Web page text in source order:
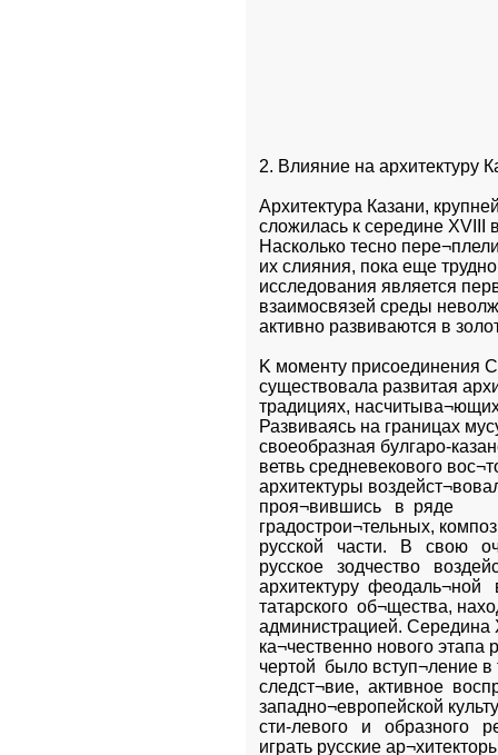
2. Влияние на архитектуру
Архитектура Казани,
сложилась к середине XVIII
Насколько тесно
их слияния, пока еще
исследования является
взаимосвязей среды
активно развиваются в
K моменту присоединения
существовала развитая
традициях,
Развиваясь на границах
своеобразная булгаро-
ветвь средневекового
архитектуры
проя¬вившись   в  ряде
градострои¬тельных,
русской   части.   В   свою
русское   зодчество
архитектуру  феодаль¬ной
татарского  об¬щества,
администрацией.
ка¬чественно нового этапа
чертой  было вступ¬ление в
следст¬вие,  активное
западно¬европейской
сти-левого   и   образного
играть русские